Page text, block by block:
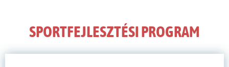
SPORTFEJLESZTÉSI PROGRAM